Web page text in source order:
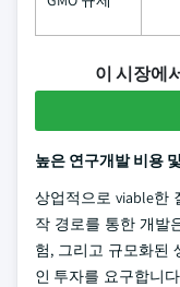
이 시장에
높은 연구개발 비용
상업적으로 viable한
작 경로를 통한 개발
험, 그리고 규모화된
인 투자를 요구합니